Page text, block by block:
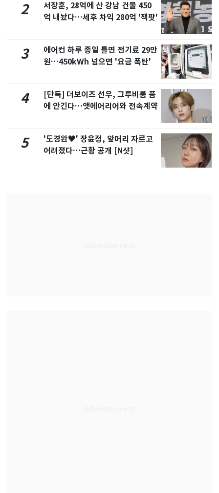
2
서장훈, 28억에 산 강남 건물 450
억 내놨다…세후 차익 280억 '잭팟'
3
에어컨 하루 종일 틀면 전기료 29만
원…450kWh 넘으면 '요금 폭탄'
4
[단독] 더보이즈 선우, 그루비룸 품
에 안긴다…앳에어리어와 전속계약
5
'도경완♥' 장윤정, 앞머리 자르고
어려졌다…근황 공개 [N샷]